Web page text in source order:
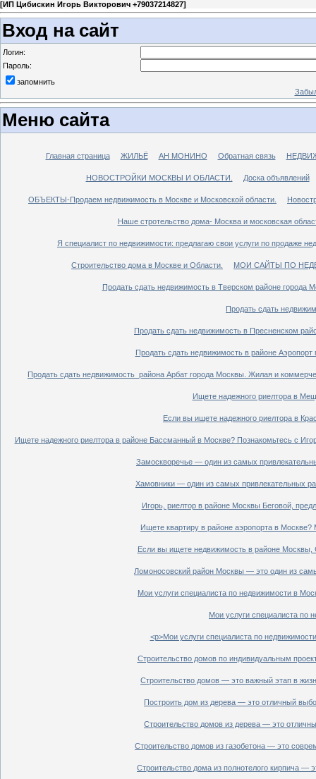
[ИП Цибискин Игорь Викторович +79037214827]
Вход на сайт
Логин:
Пароль:
запомнить
Меню сайта
Главная страница ЖИЛЬЁ АН МОНИНО Обратная связь
НОВОСТРОЙКИ МОСКВЫ И ОБЛАСТИ. Доска объявлений
ОБЪЕКТЫ-Продаем недвижимость в Москве и Московской области.
Наше стротельство дома- Москва и московская
Я специалист по недвижимости: предлагаю свои услуги по продаже
Строительство дома в Москве и Области. МОИ САЙТЫ ПО
Продать сдать недвижимость в Тверском районе города
Продать сдать
Продать сдать недвижимость в Пресненском
Продать сдать недвижимость в районе
Продать сдать недвижимость района Арбат города Москвы. Жилая и
Ищете надежного риелтора в
Если вы ищете надежного риелтора в
Ищете надежного риелтора в районе Бассманный в Москве? Познакомьтесь с
Замоскворечье — один из самых
Хамовники — один из самых привлекательных
Игорь, риелтор в районе Москвы Беговой,
Ищете квартиру в районе аэропорта в
Если вы ищете недвижимость в районе Москвы,
Ломоносовский район Москвы — это один из
Мои услуги специалиста по недвижимости в
Мои услуги специалиста по
<p>Мои услуги специалиста по
Строительство домов по индивидуальным
Строительство домов — это важный этап в
Построить дом из дерева — это отличный
Строительство домов из дерева — это
Строительство домов из газобетона — это
Строительство дома из полнотелого кирпича —